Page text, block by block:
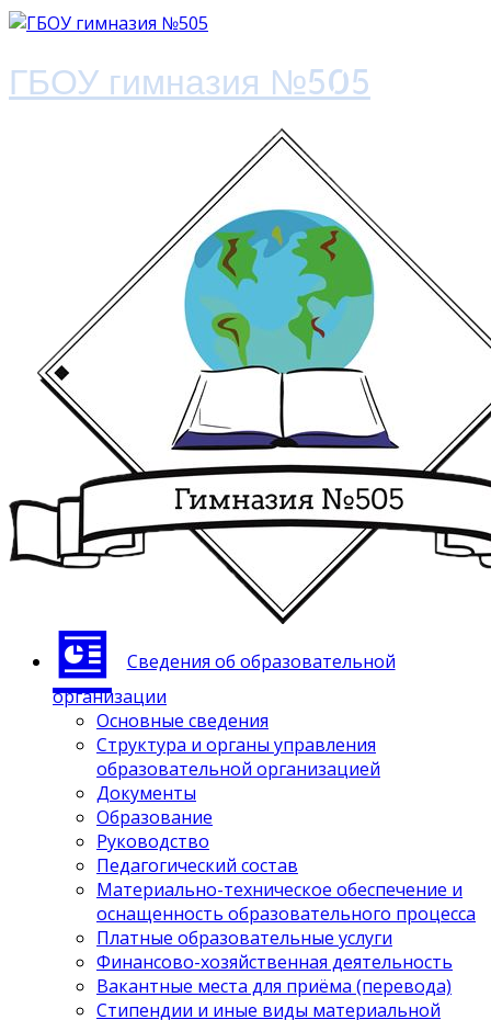
ГБОУ гимназия №505
Сведения об образовательной
организации
Основные сведения
Структура и органы управления
образовательной организацией
Документы
Образование
Руководство
Педагогический состав
Материально-техническое обеспечение и
оснащенность образовательного процесса
Платные образовательные услуги
Финансово-хозяйственная деятельность
Вакантные места для приёма (перевода)
Стипендии и иные виды материальной